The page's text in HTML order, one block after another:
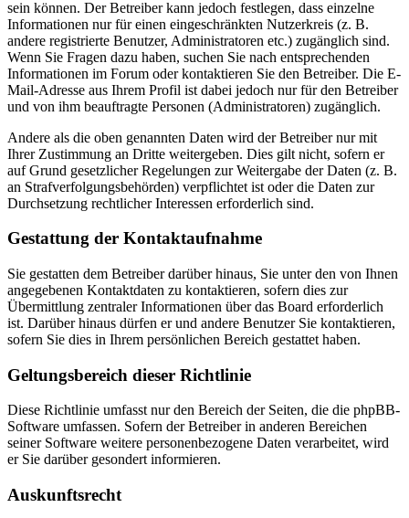
sein können. Der Betreiber kann jedoch festlegen, dass einzelne
Informationen nur für einen eingeschränkten Nutzerkreis (z. B.
andere registrierte Benutzer, Administratoren etc.) zugänglich sind.
Wenn Sie Fragen dazu haben, suchen Sie nach entsprechenden
Informationen im Forum oder kontaktieren Sie den Betreiber. Die E-
Mail-Adresse aus Ihrem Profil ist dabei jedoch nur für den Betreiber
und von ihm beauftragte Personen (Administratoren) zugänglich.
Andere als die oben genannten Daten wird der Betreiber nur mit
Ihrer Zustimmung an Dritte weitergeben. Dies gilt nicht, sofern er
auf Grund gesetzlicher Regelungen zur Weitergabe der Daten (z. B.
an Strafverfolgungsbehörden) verpflichtet ist oder die Daten zur
Durchsetzung rechtlicher Interessen erforderlich sind.
Gestattung der Kontaktaufnahme
Sie gestatten dem Betreiber darüber hinaus, Sie unter den von Ihnen
angegebenen Kontaktdaten zu kontaktieren, sofern dies zur
Übermittlung zentraler Informationen über das Board erforderlich
ist. Darüber hinaus dürfen er und andere Benutzer Sie kontaktieren,
sofern Sie dies in Ihrem persönlichen Bereich gestattet haben.
Geltungsbereich dieser Richtlinie
Diese Richtlinie umfasst nur den Bereich der Seiten, die die phpBB-
Software umfassen. Sofern der Betreiber in anderen Bereichen
seiner Software weitere personenbezogene Daten verarbeitet, wird
er Sie darüber gesondert informieren.
Auskunftsrecht